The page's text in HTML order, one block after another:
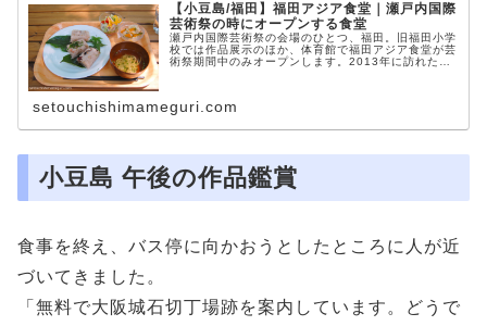
【小豆島/福田】福田アジア食堂｜瀬戸内国際
芸術祭の時にオープンする食堂
瀬戸内国際芸術祭の会場のひとつ、福田。旧福田小学
校では作品展示のほか、体育館で福田アジア食堂が芸
術祭期間中のみオープンします。2013年に訪れたと
setouchishimameguri.com
小豆島 午後の作品鑑賞
食事を終え、バス停に向かおうとしたところに人が近
づいてきました。
「無料で大阪城石切丁場跡を案内しています。どうで